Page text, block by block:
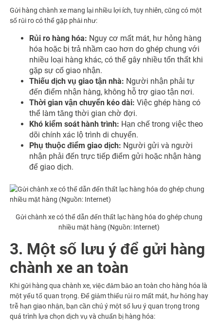
Gửi hàng chành xe mang lại nhiều lợi ích, tuy nhiên, cũng có một
số rủi ro có thể gặp phải như:
Rủi ro hàng hóa: Nguy cơ mất mát, hư hỏng hàng
hóa hoặc bị trả nhầm cao hơn do ghép chung với
nhiều loại hàng khác, có thể gây nhiều tổn thất khi
gặp sự cố giao nhận.
Thiếu dịch vụ giao tận nhà: Người nhận phải tự
đến điểm nhận hàng, không hỗ trợ giao tận nơi.
Thời gian vận chuyển kéo dài: Việc ghép hàng có
thể làm tăng thời gian chờ đợi.
Khó kiểm soát hành trình: Hạn chế trong việc theo
dõi chính xác lộ trình di chuyển.
Phụ thuộc điểm giao dịch: Người gửi và người
nhận phải đến trực tiếp điểm gửi hoặc nhận hàng
để giao dịch.
Gửi chành xe có thể dẫn đến thất lạc hàng hóa do ghép chung
nhiều mặt hàng (Nguồn: Internet)
3. Một số lưu ý để gửi hàng
chành xe an toàn
Khi gửi hàng qua chành xe, việc đảm bảo an toàn cho hàng hóa là
một yếu tố quan trọng. Để giảm thiểu rủi ro mất mát, hư hỏng hay
trễ hạn giao nhận, bạn cần chú ý một số lưu ý quan trọng trong
quá trình lựa chọn dịch vụ và chuẩn bị hàng hóa: